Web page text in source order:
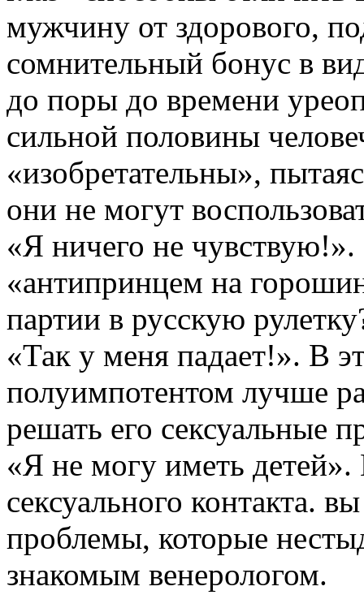
мужчину от здорового,
сомнительный бонус в
до поры до времени
сильной половины
«изобретательны»,
они не могут
«Я ничего не
«антипринцем на
партии в русскую
«Так у меня падает!». В
полуимпотентом лучше
решать его сексуальные
«Я не могу иметь детей».
сексуального контакта.
проблемы, которые
знакомым венерологом.